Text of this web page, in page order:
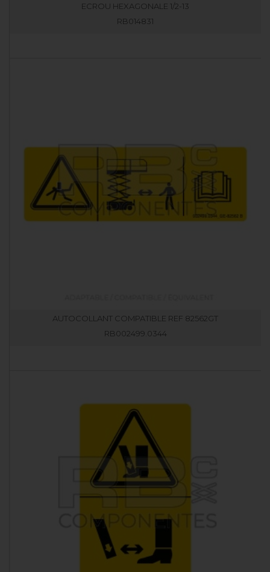
ECROU HEXAGONALE 1/2-13
RB014831
AUTOCOLLANT COMPATIBLE REF 82562GT
RB002499.0344